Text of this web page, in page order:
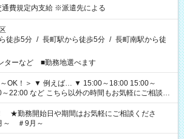
通費規定内支給 ※派遣先による
徒歩5分 / 長町駅から徒歩5分 / 長町南駅から徒
ターなど ■勤務地選べます
▼ 15:00～18:00 15:00～
以外の時間もお気軽にご相談く
★勤務開始日や期間はお気軽にご相談くださ
～ ＃9月～